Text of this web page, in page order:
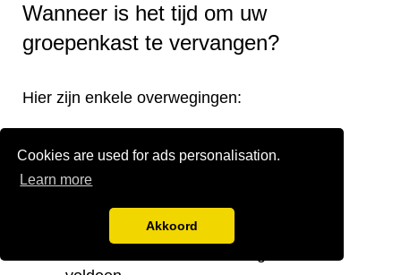
Cookies are used for ads personalisation.
Learn more
Akkoord
Wanneer is het tijd om uw
groepenkast te vervangen?
Hier zijn enkele overwegingen:
Onjuiste verdeling van de groepen.
Onvoldoende groepen.
Te kleine stoppenkast.
Verplaatsing van de groepenkast.